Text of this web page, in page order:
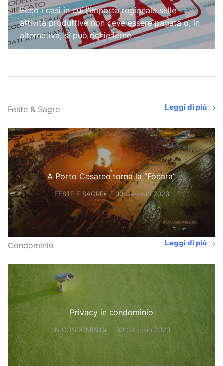
Ecco i casi in cui l’imposta regionale sulle
attività produttive non deve essere pagata o, in
alternativa, si può richiederne ...
Feste & Sagre Leggi di più
A Porto Cesareo torna la “Fòcara”
FESTE E SAGRE 30 Gennaio 2023
Condominio Leggi di più
Privacy in condominio
IN CONDOMINIO 30 Gennaio 2023